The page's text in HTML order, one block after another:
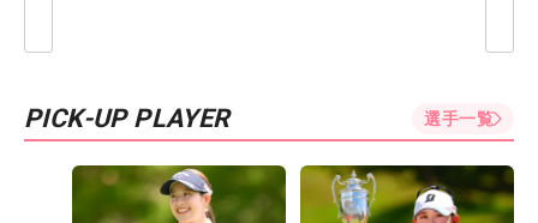
PICK-UP PLAYER 選手一覧